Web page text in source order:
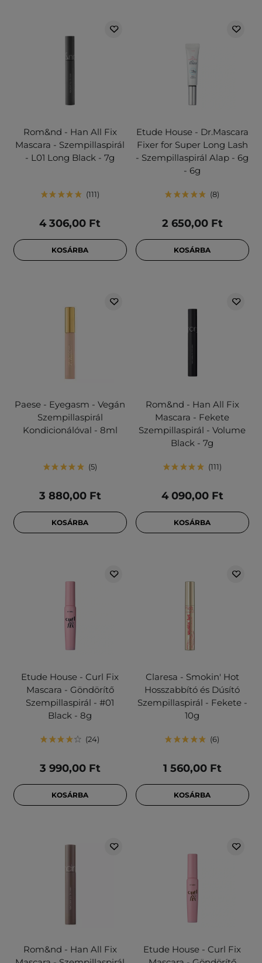
Rom&nd - Han All Fix
Mascara - Szempillaspirál
- L01 Long Black - 7g
111
4 306,00 Ft
KOSÁRBA
Etude House - Dr.Mascara
Fixer for Super Long Lash
- Szempillaspirál Alap - 6g
- 6g
8
2 650,00 Ft
KOSÁRBA
Paese - Eyegasm - Vegán
Szempillaspirál
Kondicionálóval - 8ml
5
3 880,00 Ft
KOSÁRBA
Rom&nd - Han All Fix
Mascara - Fekete
Szempillaspirál - Volume
Black - 7g
111
4 090,00 Ft
KOSÁRBA
Etude House - Curl Fix
Mascara - Göndörítő
Szempillaspirál - #01
Black - 8g
24
3 990,00 Ft
KOSÁRBA
Claresa - Smokin' Hot
Hosszabbító és Dúsító
Szempillaspirál - Fekete -
10g
6
1 560,00 Ft
KOSÁRBA
Rom&nd - Han All Fix
Etude House - Curl Fix